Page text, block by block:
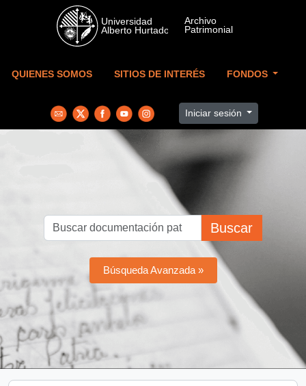
Skip to main content
QUIENES SOMOS SITIOS DE INTERÉS FONDOS
Iniciar sesión
Buscar
Búsqueda Avanzada »